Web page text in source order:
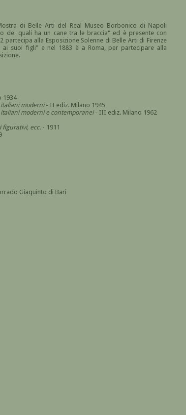
di Belle Arti del Real Museo Borbonico di Napoli
de' quali ha un cane tra le braccia" ed è presente con
partecipa alla Esposizione Solenne di Belle Arti di Firenze
suoi figli" e nel 1883 è a Roma, per partecipare alla
1934
moderni- II ediz. Milano 1945
moderni e contemporanei- III ediz. Milano 1962
figurativi, ecc. - 1911
Giaquinto di Bari